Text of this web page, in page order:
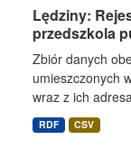
Lędziny:
przedszkola
Zbiór danych
umieszczonych
wraz z ich
RDF CSV